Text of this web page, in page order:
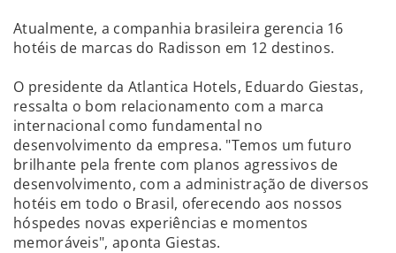
Atualmente, a companhia brasileira gerencia 16
hotéis de marcas do Radisson em 12 destinos.
O presidente da Atlantica Hotels, Eduardo Giestas,
ressalta o bom relacionamento com a marca
internacional como fundamental no
desenvolvimento da empresa. "Temos um futuro
brilhante pela frente com planos agressivos de
desenvolvimento, com a administração de diversos
hotéis em todo o Brasil, oferecendo aos nossos
hóspedes novas experiências e momentos
memoráveis", aponta Giestas.